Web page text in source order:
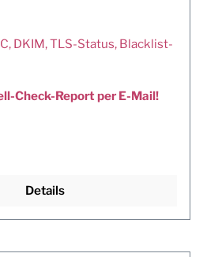
DKIM, TLS-Status, Blacklist-
Check-Report per E-Mail!
Details